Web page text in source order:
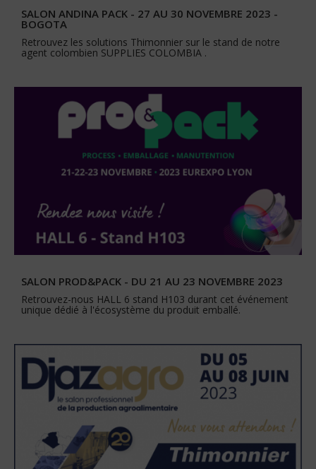
SALON ANDINA PACK - 27 AU 30 NOVEMBRE 2023 -
BOGOTA
Retrouvez les solutions Thimonnier sur le stand de notre
agent colombien SUPPLIES COLOMBIA .
SALON PROD&PACK - DU 21 AU 23 NOVEMBRE 2023
Retrouvez-nous HALL 6 stand H103 durant cet événement
unique dédié à l'écosystème du produit emballé.